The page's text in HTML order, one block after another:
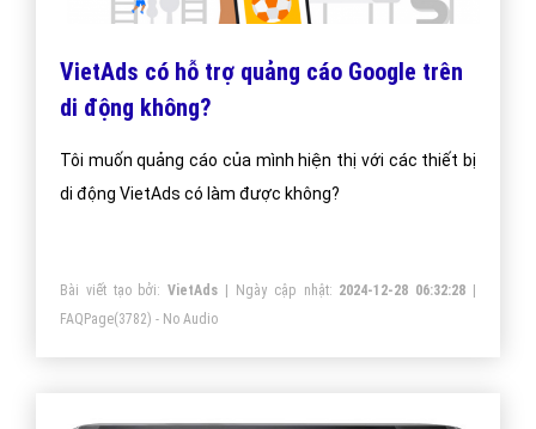
VietAds có hỗ trợ quảng cáo Google trên
di động không?
Tôi muốn quảng cáo của mình hiện thị với các thiết bị
di động VietAds có làm được không?
Bài viết tạo bởi:VietAds | Ngày cập nhật: 2024-12-28 06:32:28 |
FAQPage(3782) - No Audio